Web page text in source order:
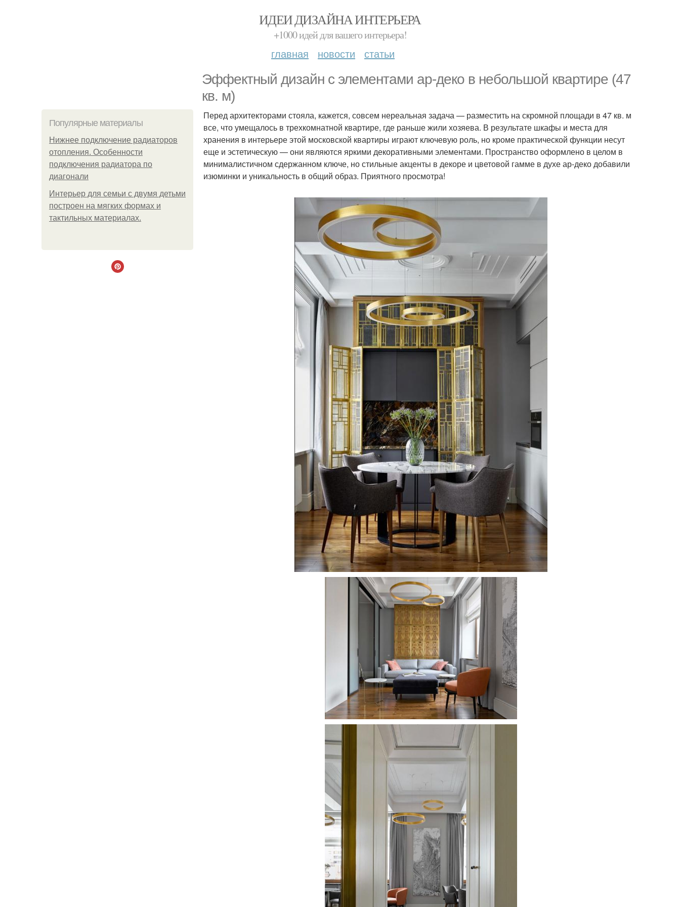
ИДЕИ ДИЗАЙНА ИНТЕРЬЕРА
+1000 идей для вашего интерьера!
главная новости статьи
Эффектный дизайн с элементами ар-деко в небольшой квартире (47
кв. м)
Популярные материалы
Нижнее подключение радиаторов
отопления. Особенности
подключения радиатора по
диагонали
Интерьер для семьи с двумя детьми
построен на мягких формах и
тактильных материалах.
Перед архитекторами стояла, кажется, совсем нереальная задача — разместить на скромной площади в 47 кв. м
все, что умещалось в трехкомнатной квартире, где раньше жили хозяева. В результате шкафы и места для
хранения в интерьере этой московской квартиры играют ключевую роль, но кроме практической функции несут
еще и эстетическую — они являются яркими декоративными элементами. Пространство оформлено в целом в
минималистичном сдержанном ключе, но стильные акценты в декоре и цветовой гамме в духе ар-деко добавили
изюминки и уникальность в общий образ. Приятного просмотра!